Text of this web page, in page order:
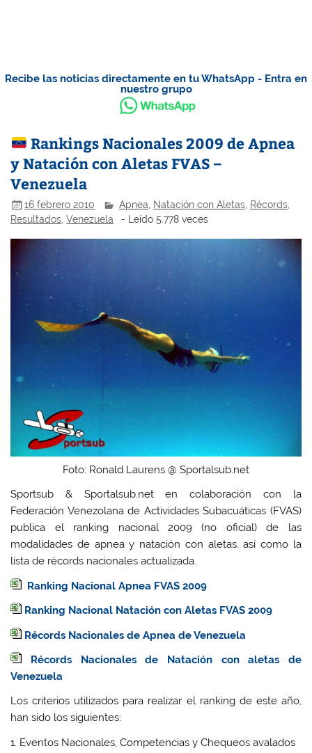
Recibe las noticias directamente en tu WhatsApp - Entra en
nuestro grupo
Rankings Nacionales 2009 de Apnea
y Natación con Aletas FVAS –
Venezuela
16 febrero 2010 Apnea Natación con Aletas Récords
Resultados,Venezuela - Leído 5.778 veces
Foto: Ronald Laurens @ Sportalsub.net
Sportsub & Sportalsub.net en colaboración con la
Federación Venezolana de Actividades Subacuáticas (FVAS)
publica el ranking nacional 2009 (no oficial) de las
modalidades de apnea y natación con aletas, así como la
lista de récords nacionales actualizada.
Ranking Nacional Apnea FVAS 2009
Ranking Nacional Natación con Aletas FVAS 2009
Récords Nacionales de Apnea de Venezuela
Récords Nacionales de Natación con aletas de
Venezuela
Los criterios utilizados para realizar el ranking de este año,
han sido los siguientes:
1. Eventos Nacionales, Competencias y Chequeos avalados